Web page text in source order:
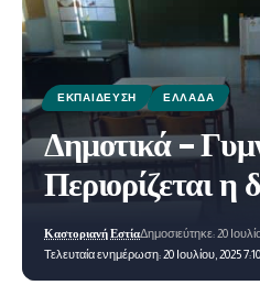
ΕΚΠΑΊΔΕΥΣΗ ΕΛΛΆΔΑ
Δημοτικά –
Περιορίζεται η
Τελευταία ενημέρωση: 20 Ιουλίου, 2025
Καστοριανή ΕστίαΔημοσιεύτηκε: 20